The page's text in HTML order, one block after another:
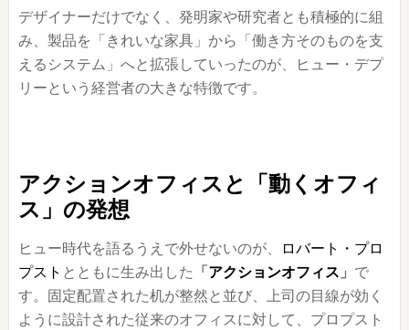
デザイナーだけでなく、発明家や研究者とも積極的に組
み、製品を「きれいな家具」から「働き方そのものを支
えるシステム」へと拡張していったのが、ヒュー・デプ
リーという経営者の大きな特徴です。
アクションオフィスと「動くオフィ
ス」の発想
ヒュー時代を語るうえで外せないのが、
ロバート・プロ
プスト とともに生み出した 「アクションオフィス 」 で
す。固定配置された机が整然と並び、上司の目線が効く
ように設計された従来のオフィスに対して、プロプスト